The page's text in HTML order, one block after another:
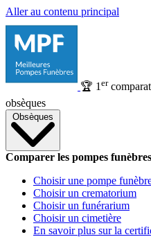
Aller au contenu principal
🏆 1 er
obsèques
Obsèques
Comparer les pompes funèbres
Choisir une pompe
Choisir un crematorium
Choisir un funérarium
Choisir un cimetière
En savoir plus sur la